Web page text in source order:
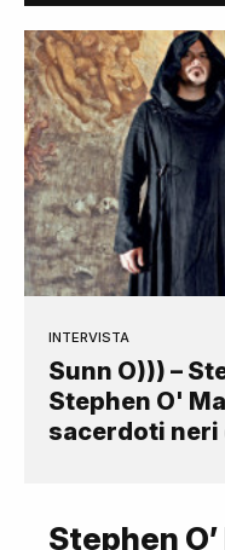
INTERVISTA
Sunn O))) –
Stephen O'
sacerdoti neri
Stephen